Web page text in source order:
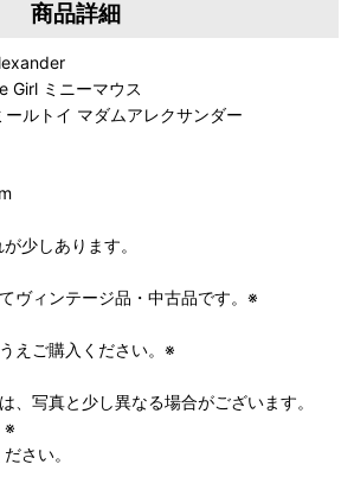
商品詳細
Girl ミニーマウス
ルトイ マダムアレクサンダー
少しあります。
ヴィンテージ品・中古品です。※
えご購入ください。※
、写真と少し異なる場合がございます。
※
さい。